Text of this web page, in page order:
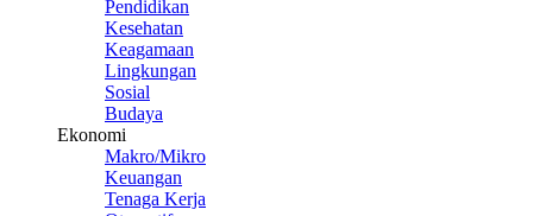
Pendidikan
Kesehatan
Keagamaan
Lingkungan
Sosial
Budaya
Ekonomi
Makro/Mikro
Keuangan
Tenaga Kerja